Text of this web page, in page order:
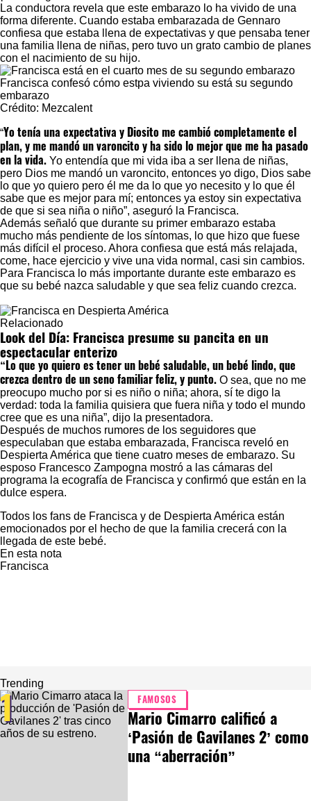
La conductora revela que este embarazo lo ha vivido de una
forma diferente. Cuando estaba embarazada de Gennaro
confiesa que estaba llena de expectativas y que pensaba tener
una familia llena de niñas, pero tuvo un grato cambio de planes
con el nacimiento de su hijo.
Francisca confesó cómo estpa viviendo su está su segundo
embarazo
Crédito: Mezcalent
“Yo tenía una expectativa y Diosito me cambió completamente el
plan, y me mandó un varoncito y ha sido lo mejor que me ha pasado
en la vida. Yo entendía que mi vida iba a ser llena de niñas,
pero Dios me mandó un varoncito, entonces yo digo, Dios sabe
lo que yo quiero pero él me da lo que yo necesito y lo que él
sabe que es mejor para mí; entonces ya estoy sin expectativa
de que si sea niña o niño”, aseguró la Francisca.
Además señaló que durante su primer embarazo estaba
mucho más pendiente de los síntomas, lo que hizo que fuese
más difícil el proceso. Ahora confiesa que está más relajada,
come, hace ejercicio y vive una vida normal, casi sin cambios.
Para Francisca lo más importante durante este embarazo es
que su bebé nazca saludable y que sea feliz cuando crezca.
Relacionado
Look del Día: Francisca presume su pancita en un
espectacular enterizo
“Lo que yo quiero es tener un bebé saludable, un bebé lindo, que
crezca dentro de un seno familiar feliz, y punto. O sea, que no me
preocupo mucho por si es niño o niña; ahora, sí te digo la
verdad: toda la familia quisiera que fuera niña y todo el mundo
cree que es una niña”, dijo la presentadora.
Después de muchos rumores de los seguidores que
especulaban que estaba embarazada, Francisca reveló en
Despierta América que tiene cuatro meses de embarazo. Su
esposo Francesco Zampogna mostró a las cámaras del
programa la ecografía de Francisca y confirmó que están en la
dulce espera.
Todos los fans de Francisca y de Despierta América están
emocionados por el hecho de que la familia crecerá con la
llegada de este bebé.
En esta nota
Francisca
Trending
1 FAMOSOS
Mario Cimarro calificó a
‘Pasión de Gavilanes 2’ como
una “aberración”